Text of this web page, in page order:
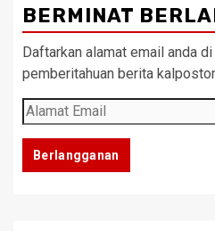
BERMINAT
Daftarkan alamat email anda
pemberitahuan berita
Alamat
Email
Berlangganan